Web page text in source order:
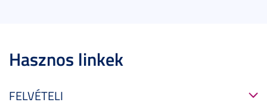
Hasznos linkek
FELVÉTELI